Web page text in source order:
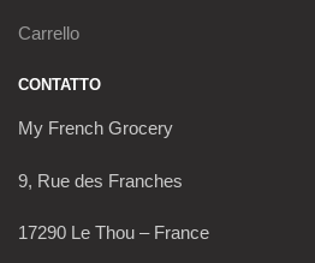
Carrello
CONTATTO
My French Grocery
9, Rue des Franches
17290 Le Thou – France